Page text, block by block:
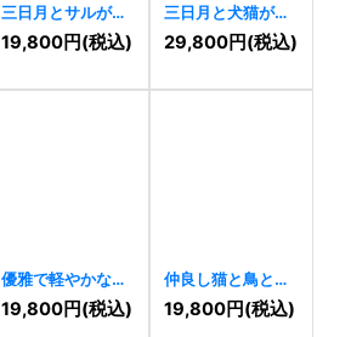
三日月とサルが織
りなす遊び心のロ
ゴ [ 11269 ]
19,800円(税込)
三日月と犬猫が寄
り添う夜の癒しロ
ゴ [11229 ]
29,800円(税込)
優雅で軽やかなウ
サギのロゴ
11224 ]
19,800円(税込)
仲良し猫と鳥とカ
ラフルな泡のロゴ
11222 ]
19,800円(税込)